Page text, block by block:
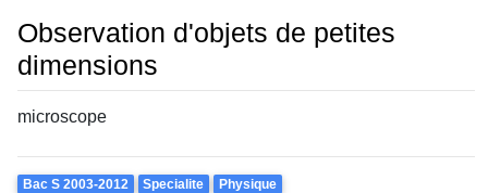
Observation d'objets de petites
dimensions
microscope
Theme
Bac S 2003-2012 Specialite
Physique